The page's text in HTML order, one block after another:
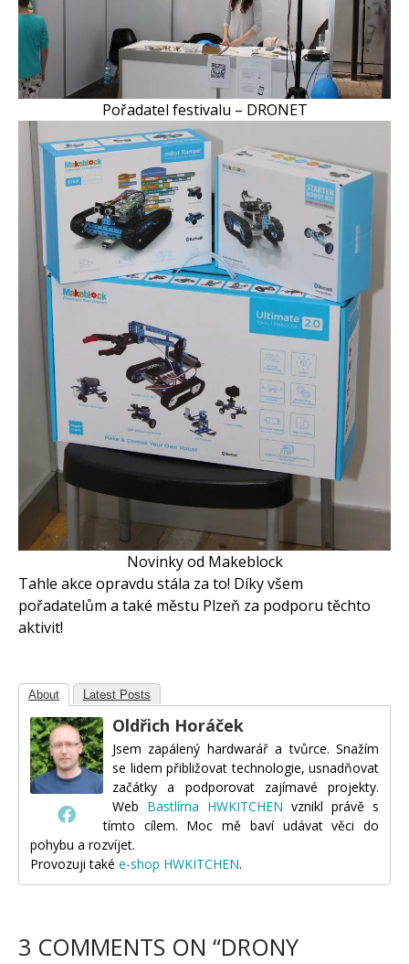
Pořadatel festivalu – DRONET
Novinky od Makeblock
Tahle akce opravdu stála za to! Díky všem
pořadatelům a také městu Plzeň za podporu těchto
aktivit!
About Latest Posts
Oldřich Horáček
Jsem zapálený hardwarář a tvůrce. Snažím
se lidem přibližovat technologie, usnadňovat
začátky a podporovat zajímavé projekty.
Web Bastlírna HWKITCHEN vznikl právě s
tímto cílem. Moc mě baví udávat věci do
pohybu a rozvíjet.
Provozuji také e-shop HWKITCHEN.
3 COMMENTS ON “DRONY